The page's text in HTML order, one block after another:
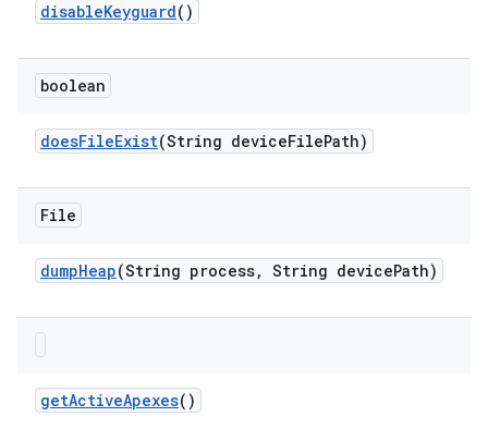
disableKeyguard()
boolean
doesFileExist(String deviceFilePath)
File
dumpHeap(String process, String devicePath)
getActiveApexes()